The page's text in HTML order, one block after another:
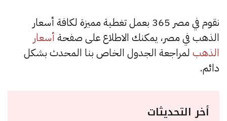
نقوم في مصر 365 بعمل تغطية مميزة لكافة أسعار
الذهب في مصر، يمكنك الاطلاع على صفحة أسعار
الذهب لمراجعة الجدول الخاص بنا المحدث بشكل
دائم.
أخر التحديثات